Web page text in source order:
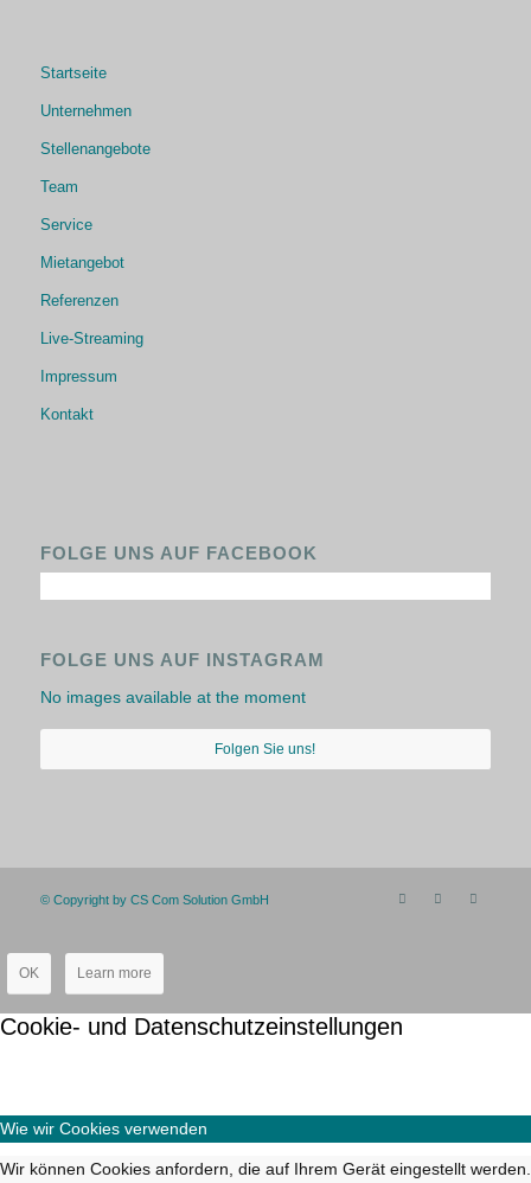
Startseite
Unternehmen
Stellenangebote
Team
Service
Mietangebot
Referenzen
Live-Streaming
Impressum
Kontakt
FOLGE UNS AUF FACEBOOK
FOLGE UNS AUF INSTAGRAM
No images available at the moment
Folgen Sie uns!
© Copyright by CS Com Solution GmbH
OK Learn more
Cookie- und Datenschutzeinstellungen
Wie wir Cookies verwenden
Wir können Cookies anfordern, die auf Ihrem Gerät eingestellt werden.